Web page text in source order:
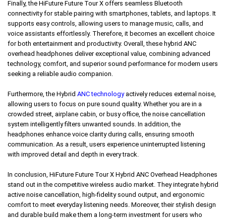
Finally, the HiFuture Future Tour X offers seamless Bluetooth
connectivity for stable pairing with smartphones, tablets, and laptops. It
supports easy controls, allowing users to manage music, calls, and
voice assistants effortlessly. Therefore, it becomes an excellent choice
for both entertainment and productivity. Overall, these hybrid ANC
overhead headphones deliver exceptional value, combining advanced
technology, comfort, and superior sound performance for modern users
seeking a reliable audio companion.
Furthermore, the Hybrid ANC technologyactively reduces external noise,
allowing users to focus on pure sound quality. Whether you are in a
crowded street, airplane cabin, or busy office, the noise cancellation
system intelligently filters unwanted sounds. In addition, the
headphones enhance voice clarity during calls, ensuring smooth
communication. As a result, users experience uninterrupted listening
with improved detail and depth in every track.
In conclusion, HiFuture Future Tour X Hybrid ANC Overhead Headphones
stand out in the competitive wireless audio market. They integrate hybrid
active noise cancellation, high-fidelity sound output, and ergonomic
comfort to meet everyday listening needs. Moreover, their stylish design
and durable build make them a long-term investment for users who